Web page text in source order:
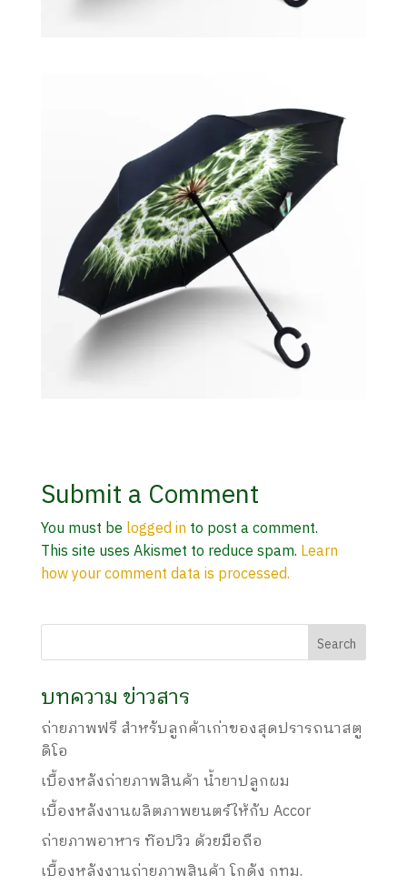
Submit a Comment
You must be logged into post a comment.
This site uses Akismet to reduce spam. Learn
how your comment data is processed.
บทความ ข่าวสาร
ถ่ายภาพฟรี สำหรับลูกค้าเก่าของสุดปรารถนาสตู
ดิโอ
เบื้องหลังถ่ายภาพสินค้า น้ำยาปลูกผม
เบื้องหลังงานผลิตภาพยนตร์ให้กับ Accor
ถ่ายภาพอาหาร ท๊อปวิว ด้วยมือถือ
เบื้องหลังงานถ่ายภาพสินค้า โกดัง กทม.